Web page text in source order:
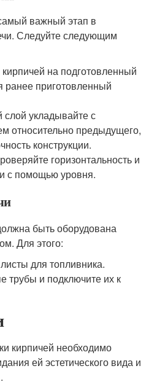
важный этап в
Следуйте следующим
на подготовленный
ранее приготовленный
укладывайте с
относительно предыдущего,
конструкции.
горизонтальность и
с помощью уровня.
быть оборудована
Для этого:
для топливника.
трубы и подключите их к
кирпичей необходимо
ей эстетического вида и